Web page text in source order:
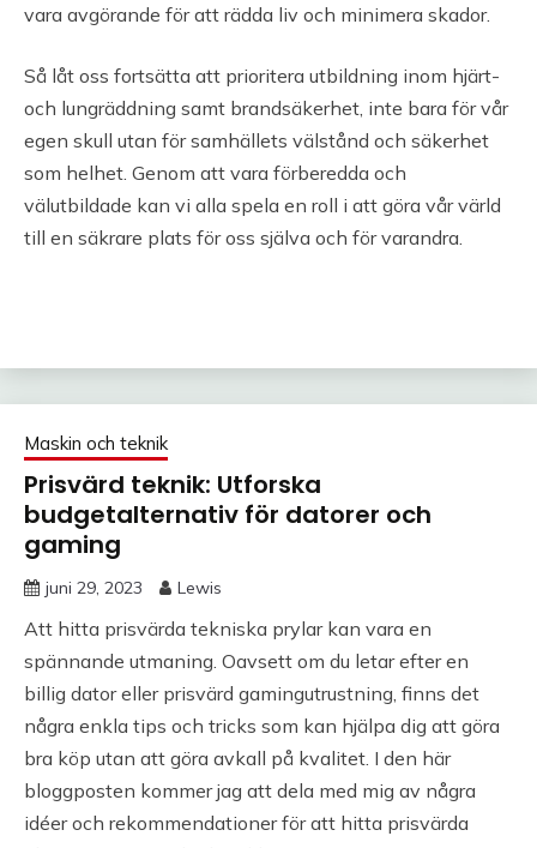
vara avgörande för att rädda liv och minimera skador.
Så låt oss fortsätta att prioritera utbildning inom hjärt-
och lungräddning samt brandsäkerhet, inte bara för vår
egen skull utan för samhällets välstånd och säkerhet
som helhet. Genom att vara förberedda och
välutbildade kan vi alla spela en roll i att göra vår värld
till en säkrare plats för oss själva och för varandra.
Maskin och teknik
Prisvärd teknik: Utforska
budgetalternativ för datorer och
gaming
juni 29, 2023 Lewis
Att hitta prisvärda tekniska prylar kan vara en
spännande utmaning. Oavsett om du letar efter en
billig dator eller prisvärd gamingutrustning, finns det
några enkla tips och tricks som kan hjälpa dig att göra
bra köp utan att göra avkall på kvalitet. I den här
bloggposten kommer jag att dela med mig av några
idéer och rekommendationer för att hitta prisvärda